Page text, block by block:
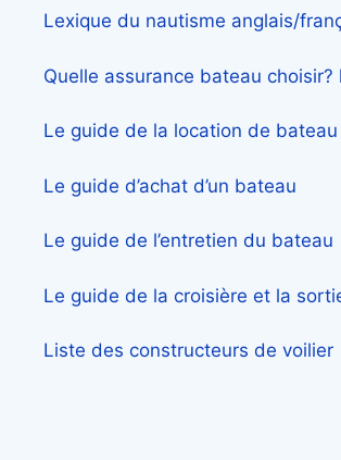
Lexique du nautisme anglais/
Quelle assurance bateau choisir?
Le guide de la location de bateau
Le guide d’achat d’un bateau
Le guide de l’entretien du bateau
Le guide de la croisière et la
Liste des constructeurs de voilier